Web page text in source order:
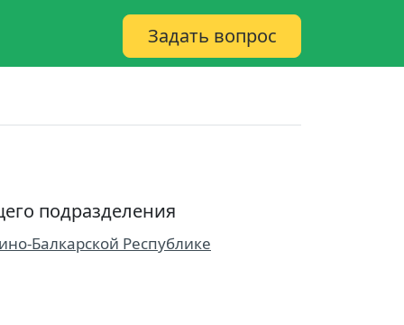
Задать вопрос
подразделения
Балкарской Республике